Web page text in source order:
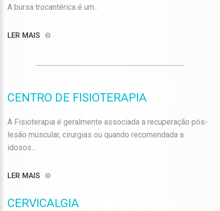
A bursa trocantérica é um..
LER MAIS
CENTRO DE FISIOTERAPIA
A Fisioterapia é geralmente associada a recuperação pós-
lesão muscular, cirurgias ou quando recomendada a
idosos...
LER MAIS
CERVICALGIA